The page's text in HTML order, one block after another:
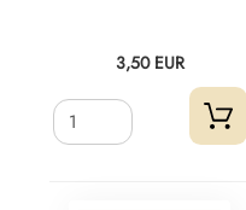
3,50 EUR